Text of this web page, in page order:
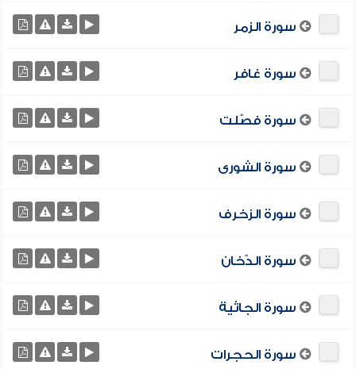
سورة الزمر
سورة غافر
سورة فصّلت
سورة الشورى
سورة الزخرف
سورة الدّخان
سورة الجاثية
سورة الحجرات